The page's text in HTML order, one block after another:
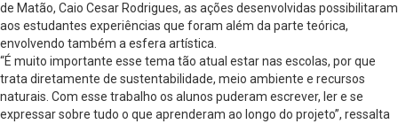
de Matão, Caio Cesar Rodrigues, as ações desenvolvidas possibilitaram
aos estudantes experiências que foram além da parte teórica,
envolvendo também a esfera artística.
“É muito importante esse tema tão atual estar nas escolas, por que
trata diretamente de sustentabilidade, meio ambiente e recursos
naturais. Com esse trabalho os alunos puderam escrever, ler e se
expressar sobre tudo o que aprenderam ao longo do projeto”, ressalta